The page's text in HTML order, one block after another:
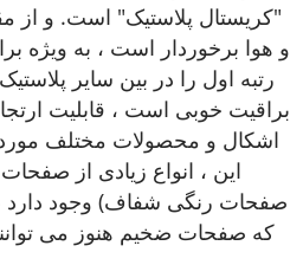
"کریستال پلاستیک" است. و از
و هوا برخوردار است ، به ویژه
رتبه اول را در بین سایر
براقیت خوبی است ، قابلیت
اشکال و محصولات مختلف مورد
این ، انواع زیادی از
صفحات رنگی شفاف) وجود دارد
که صفحات ضخیم هنوز می